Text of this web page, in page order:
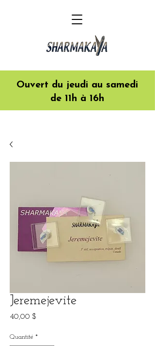
Ouvert du jeudi au samedi
de 11h à 16h
Jeremejevite
40,00 $
Quantité *